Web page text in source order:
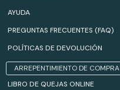
AYUDA
PREGUNTAS FRECUENTES (FAQ)
POLÍTICAS DE DEVOLUCIÓN
ARREPENTIMIENTO DE COMPRA
LIBRO DE QUEJAS ONLINE